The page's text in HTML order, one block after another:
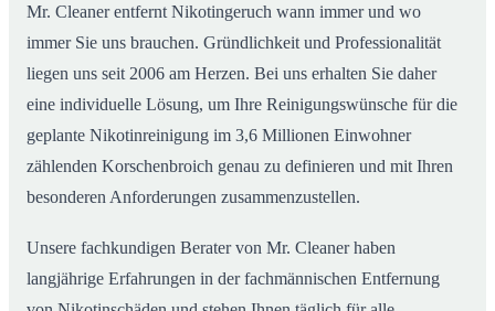
Mr. Cleaner entfernt Nikotingeruch wann immer und wo
immer Sie uns brauchen. Gründlichkeit und Professionalität
liegen uns seit 2006 am Herzen. Bei uns erhalten Sie daher
eine individuelle Lösung, um Ihre Reinigungswünsche für die
geplante Nikotinreinigung im 3,6 Millionen Einwohner
zählenden Korschenbroich genau zu definieren und mit Ihren
besonderen Anforderungen zusammenzustellen.
Unsere fachkundigen Berater von Mr. Cleaner haben
langjährige Erfahrungen in der fachmännischen Entfernung